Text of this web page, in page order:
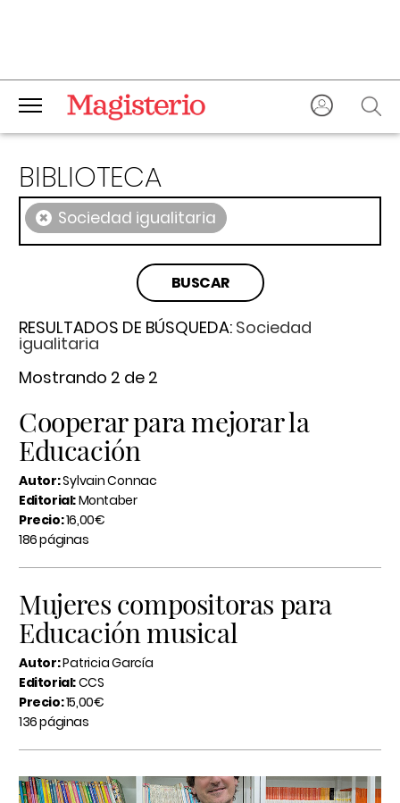
BIBLIOTECA
× Sociedad igualitaria
RESULTADOS DE BÚSQUEDA: Sociedad
igualitaria
Mostrando 2 de 2
Cooperar para mejorar la
Educación
Autor:Sylvain Connac
Editorial:Montaber
Precio:16,00€
186 páginas
Mujeres compositoras para
Educación musical
Autor:Patricia García
Editorial:CCS
Precio:15,00€
136 páginas